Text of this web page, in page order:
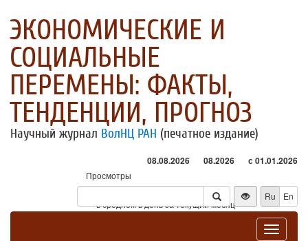
ЭКОНОМИЧЕСКИЕ И
СОЦИАЛЬНЫЕ
ПЕРЕМЕНЫ: ФАКТЫ,
ТЕНДЕНЦИИ, ПРОГНОЗ
Научный журнал ВолНЦ РАН (печатное издание)
08.08.2026 08.2026 с 01.01.2026
Просмотры
Посетители
* - в среднем в день за текущий месяц
Ru En
Toggle